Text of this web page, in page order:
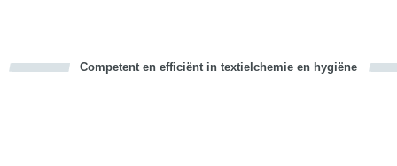
Competent en efficiënt in textielchemie en hygiëne